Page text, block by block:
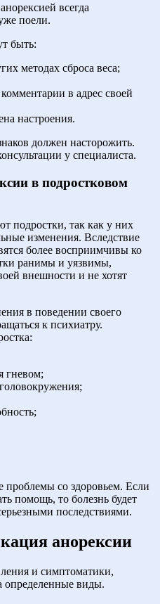
всегда
поели.
быть:
методах сброса веса;
в адрес своей
настроения.
должен насторожить.
у специалиста.
в подростковом
подростки, так как у них
изменения. Вследствие
более восприимчивы ко
ранимы и уязвимы,
внешности и не хотят
в поведении своего
к психиатру.
гневом;
проблемы со здоровьем. Если
помощь, то болезнь будет
последствиями.
анорексии
и симптоматики,
определенные виды.